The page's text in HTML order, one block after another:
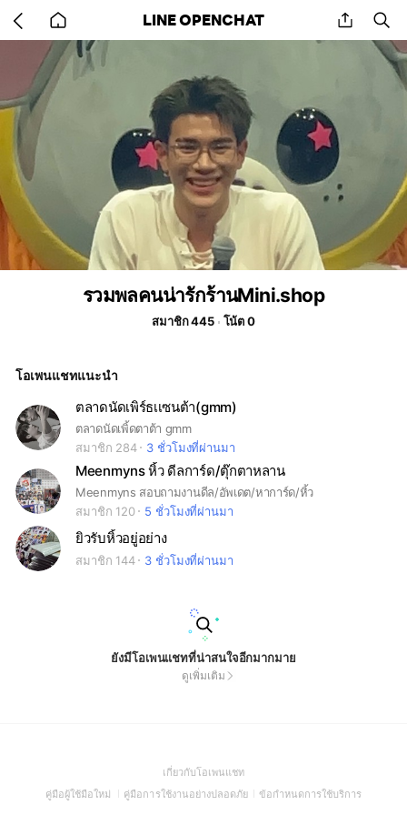
back
to
home
LINE OPENCHAT share
รวมพลคนน่ารักร้านMini.shop
สมาชิก 445 โน้ต 0
โอเพนแชทแนะนำ
ตลาดนัดเพิร์ธเเซนต้า(gmm)
ตลาดนัดเพิ้ดตาต้า gmm
สมาชิก 284
3 ชั่วโมงที่ผ่านมา
Meenmyns หิ้ว ดีลการ์ด/ตุ๊กตาหลาน
Meenmyns สอบถามงานดีล/อัพเดต/หาการ์ด/หิ้ว
สมาชิก 120
5 ชั่วโมงที่ผ่านมา
ยิวรับหิ้วอยู่อย่าง
สมาชิก 144 3 ชั่วโมงที่ผ่านมา
ยังมีโอเพนแชทที่น่าสนใจอีกมากมาย
ดูเพิ่มเติม
เกี่ยวกับโอเพนแชท(Open
in
คู่มือผู้ใช้มือใหม่
(Open
คู่มือการใช้งานอย่างปลอดภัย(Open
ข้อกำหนดการใช้บริการ(Open